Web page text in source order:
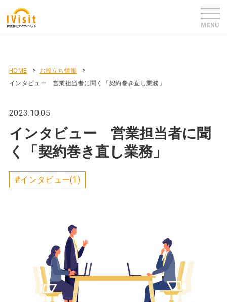
HOME
お役立ち情報
インタビュー 営業担当者に聞く「契約巻き直し業務」
2023.10.05
インタビュー 営業担当者に聞
く「契約巻き直し業務」
#インタビュー(1)